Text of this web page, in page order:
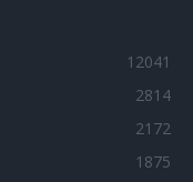
12041
2814
2172
1875